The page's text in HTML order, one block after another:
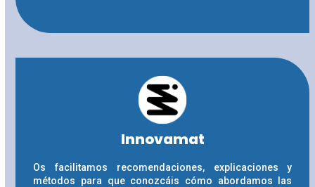
Innovamat
Os facilitamos recomendaciones, explicaciones y
métodos para que conozcáis cómo abordamos las